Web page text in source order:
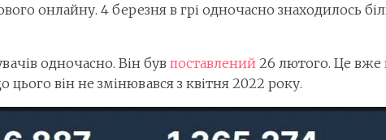
онлайну. 4 березня в грі одночасно знаходилось
одночасно. Він був поставлений 26 лютого. Це вже
він не змінювався з квітня 2022 року.